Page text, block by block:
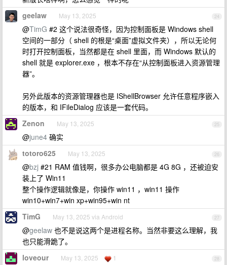
24
geelaw May 13, 2025
@TimG #2 这个说法很奇怪，因为控制面板是 Windows shell
空间的一部分（ shell 的根是“桌面”虚拟文件夹），所以无论何
时打开控制面板，当然都是在 shell 里面，而 Windows 默认的
shell 就是 explorer.exe ，根本不存在“从控制面板进入资源管理
器”。
另外此版本的资源管理器也是 IShellBrowser 允许任意程序嵌入
的版本，和 IFileDialog 应该是一套代码。
25
Zenon May 13, 2025
@june4 确实
26
totoro625 May 13, 2025
@bzj #21 RAM 值钱啊，很多办公电脑都是 4G 8G ，还被迫安
装上了 Win11
整个操作逻辑就像是，你操作 win11 ，win11 操作
win10+win7+win xp+win95+win nt
27
TimG May 13, 2025 via Android
@geelaw 也不是说这两个是进程名称。当然非要这么理解，我
也只能滑跪了。
28
loveour May 13, 2025 1